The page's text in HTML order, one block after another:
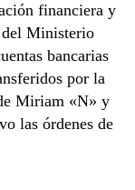
financiera y
del Ministerio
bancarias
por la
Miriam «N» y
las órdenes de